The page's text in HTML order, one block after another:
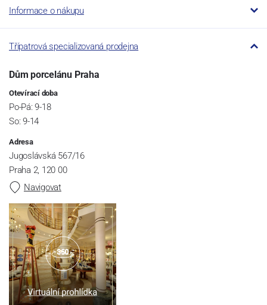
Informace o nákupu
Třípatrová specializovaná prodejna
Dům porcelánu Praha
Otevírací doba
Po-Pá: 9-18
So: 9-14
Adresa
Jugoslávská 567/16
Praha 2, 120 00
Navigovat